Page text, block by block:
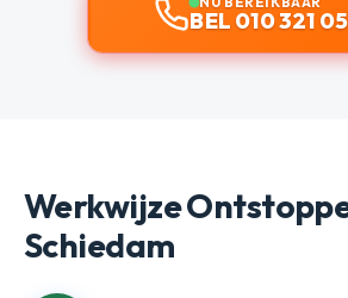
BEL 010 321
Werkwijze
Schiedam